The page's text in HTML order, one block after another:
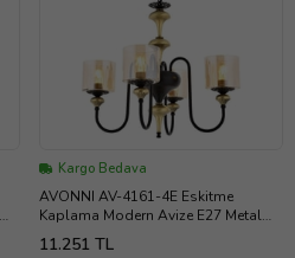
Kargo Bedava
AVONNI AV-4161-4E Eskitme
Kaplama Modern Avize E27 Metal
Cam 62cm
11.251 TL